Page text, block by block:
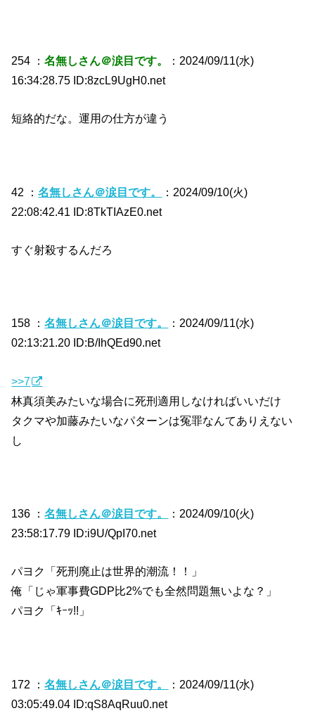
254 ：名無しさん＠涙目です。
：2024/09/11(水)
16:34:28.75 ID:8zcL9UgH0.net
短絡的だな。運用の仕方が違う
42 ：名無しさん＠涙目です。
：2024/09/10(火)
22:08:42.41 ID:8TkTIAzE0.net
すぐ射殺するんだろ
158 ：名無しさん＠涙目です。
：2024/09/11(水)
02:13:21.20 ID:B/IhQEd90.net
>>7
林真須美みたいな場合に死刑適用しなければいいだけ
タクマや加藤みたいなパターンは冤罪なんてありえない
し
136 ：名無しさん＠涙目です。
：2024/09/10(火)
23:58:17.79 ID:i9U/QpI70.net
パヨク「死刑廃止は世界的潮流！！」
俺「じゃ軍事費GDP比2%でも全然問題無いよな？」
パヨク「ｷｰｯ!!」
172 ：名無しさん＠涙目です。
：2024/09/11(水)
03:05:49.04 ID:qS8AqRuu0.net